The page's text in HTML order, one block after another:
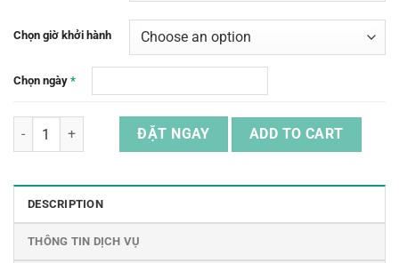
Chọn giờ khởi hành
Chọn ngày *
Vé Xe Khách Đi Đến Lumphat Ở Ratanakiri, Campuchia quantity
ĐẶT NGAY ADD TO CART
DESCRIPTION
THÔNG TIN DỊCH VỤ